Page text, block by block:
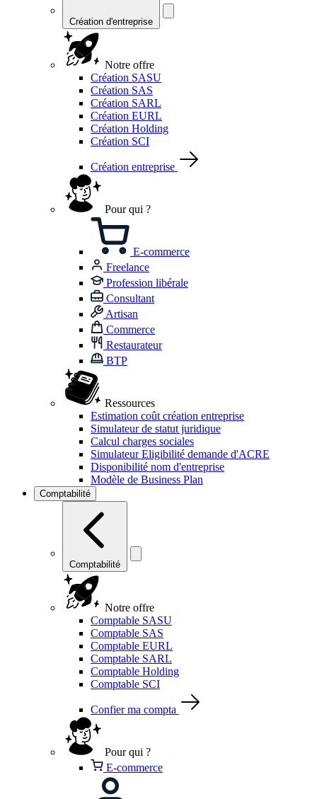
Création d'entreprise
Notre offre
Création SASU
Création SAS
Création SARL
Création EURL
Création Holding
Création SCI
Création entreprise
Pour qui ?
E-commerce
Freelance
Profession libérale
Consultant
Artisan
Commerce
Restaurateur
BTP
Ressources
Estimation coût création entreprise
Simulateur de statut juridique
Calcul charges sociales
Simulateur Eligibilité demande d'ACRE
Disponibilité nom d'entreprise
Modèle de Business Plan
Comptabilité
Comptabilité
Notre offre
Comptable SASU
Comptable SAS
Comptable EURL
Comptable SARL
Comptable Holding
Comptable SCI
Confier ma compta
Pour qui ?
E-commerce